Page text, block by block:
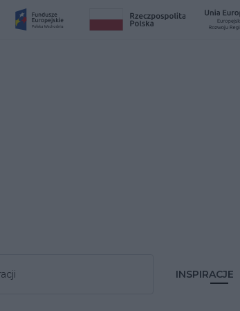
INSPIRACJE